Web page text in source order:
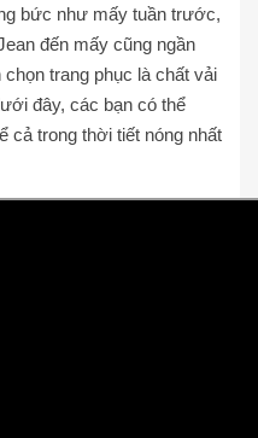
bức như mấy tuần trước,
đến mấy cũng ngần
trang phục là chất vải
đây, các bạn có thể
cả trong thời tiết nóng nhất